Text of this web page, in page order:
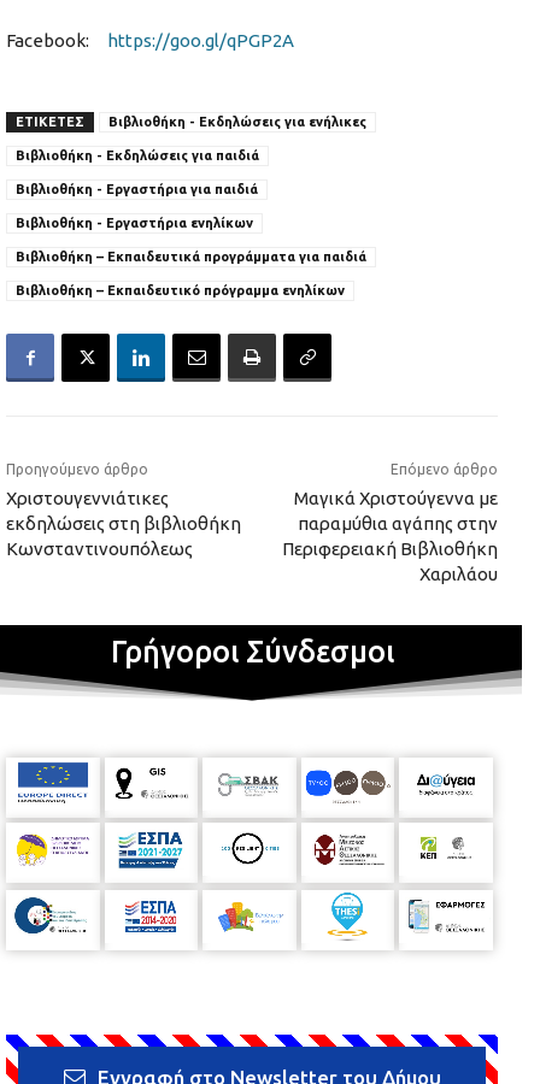
Facebook: https://goo.gl/qPGP2A
ΕΤΙΚΕΤΕΣ Βιβλιοθήκη - Εκδηλώσεις για ενήλικες
Βιβλιοθήκη - Εκδηλώσεις για παιδιά
Βιβλιοθήκη - Εργαστήρια για παιδιά
Βιβλιοθήκη - Εργαστήρια ενηλίκων
Βιβλιοθήκη – Εκπαιδευτικά προγράμματα για παιδιά
Βιβλιοθήκη – Εκπαιδευτικό πρόγραμμα ενηλίκων
Προηγούμενο άρθρο
Χριστουγεννιάτικες
εκδηλώσεις στη βιβλιοθήκη
Κωνσταντινουπόλεως
Επόμενο άρθρο
Μαγικά Χριστούγεννα με
παραμύθια αγάπης στην
Περιφερειακή Βιβλιοθήκη
Χαριλάου
Γρήγοροι Σύνδεσμοι
Εγγραφή στο Newsletter του Δήμου